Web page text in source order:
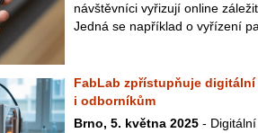
návštěvníci vyřizují online
Jedná se například o vyřízení
FabLab zpřístupňuje
i odborníkům
Brno, 5. května 2025 -